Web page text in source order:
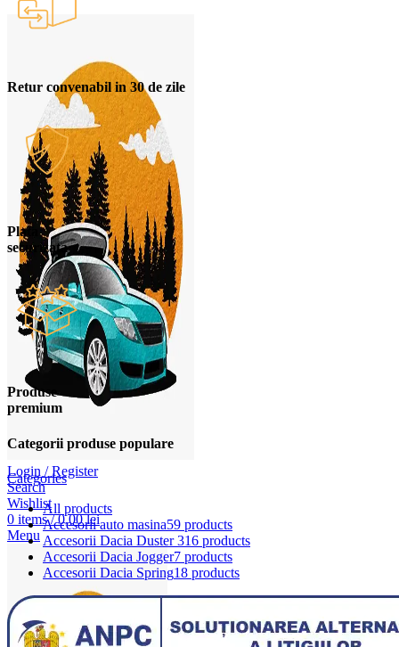
Login / Register
Search
Wishlist
0 items / 0,00lei
Menu
Retur convenabil in 30 de zile
Plata
securizata
Produse
premium
Categorii produse populare
Categories
All products
Accesorii auto masina59 products
Accesorii Dacia Duster 316 products
Accesorii Dacia Jogger7 products
Accesorii Dacia Spring18 products